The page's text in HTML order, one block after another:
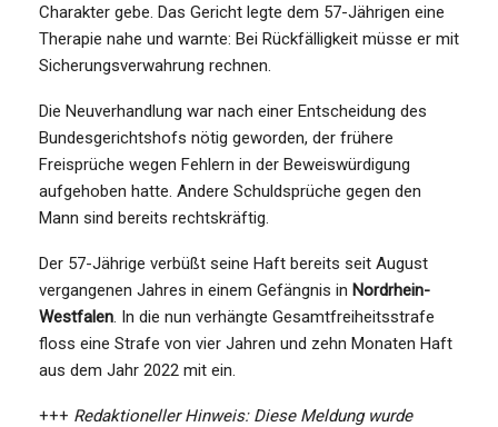
Charakter gebe. Das Gericht legte dem 57-Jährigen eine
Therapie nahe und warnte: Bei Rückfälligkeit müsse er mit
Sicherungsverwahrung rechnen.
Die Neuverhandlung war nach einer Entscheidung des
Bundesgerichtshofs nötig geworden, der frühere
Freisprüche wegen Fehlern in der Beweiswürdigung
aufgehoben hatte. Andere Schuldsprüche gegen den
Mann sind bereits rechtskräftig.
Der 57-Jährige verbüßt seine Haft bereits seit August
vergangenen Jahres in einem Gefängnis in Nordrhein-
Westfalen. In die nun verhängte Gesamtfreiheitsstrafe
floss eine Strafe von vier Jahren und zehn Monaten Haft
aus dem Jahr 2022 mit ein.
+++ Redaktioneller Hinweis: Diese Meldung wurde